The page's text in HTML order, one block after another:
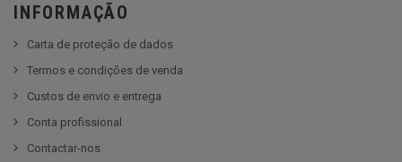
INFORMAÇÃO
Carta de proteção de dados
Termos e condições de venda
Custos de envio e entrega
Conta profissional
Contactar-nos